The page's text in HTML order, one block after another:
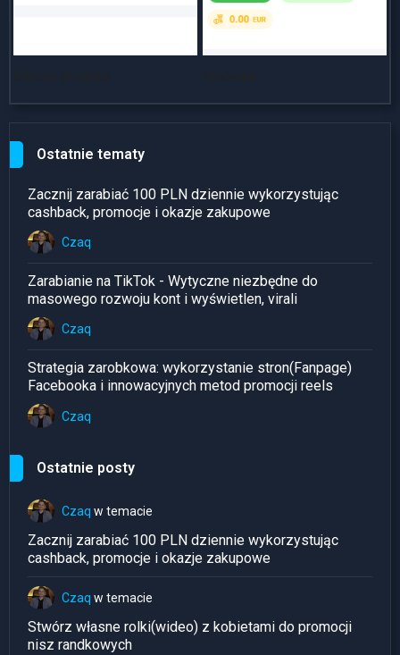
Ostatnie tematy
Zacznij zarabiać 100 PLN dziennie wykorzystując
cashback, promocje i okazje zakupowe
Czaq
Zarabianie na TikTok - Wytyczne niezbędne do
masowego rozwoju kont i wyświetlen, virali
Czaq
Strategia zarobkowa: wykorzystanie stron(Fanpage)
Facebooka i innowacyjnych metod promocji reels
Czaq
Ostatnie posty
Czaq w temacie
Zacznij zarabiać 100 PLN dziennie wykorzystując
cashback, promocje i okazje zakupowe
Czaq w temacie
Stwórz własne rolki(wideo) z kobietami do promocji
nisz randkowych